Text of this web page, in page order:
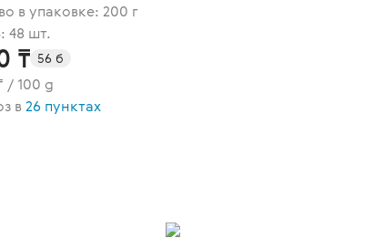
в упаковке: 200 г
48 шт.
₸ 56 б
/ 100 g
в26 пунктах